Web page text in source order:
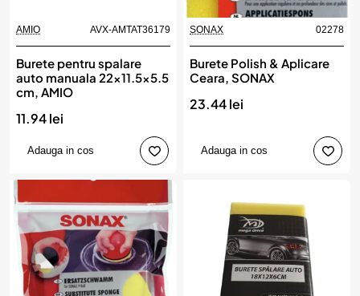
AMIO AVX-AMTAT36179
Burete pentru spalare
auto manuala 22x11.5x5.5
cm, AMIO
11.94 lei
Adauga in cos
SONAX 02278
Burete Polish & Aplicare
Ceara, SONAX
23.44 lei
Adauga in cos